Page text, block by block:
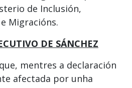
de Inclusión,
Migracións.
DE SÁNCHEZ
mentres a declaración
afectada por unha